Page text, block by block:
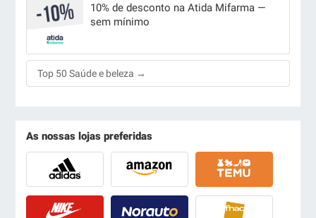
10% de desconto na Atida Mifarma —
sem mínimo
Top 50 Saúde e beleza →
As nossas lojas preferidas